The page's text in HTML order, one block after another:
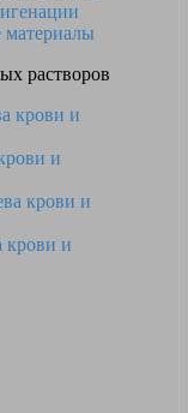
материалы
растворов
и
крови и